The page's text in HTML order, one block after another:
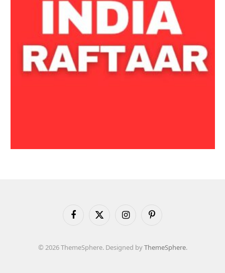
FacebookX
InstagramPinterest
© 2026 ThemeSphere. Designed byThemeSphere.